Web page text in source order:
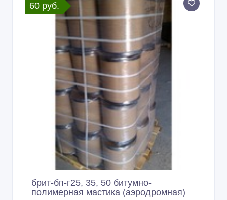
60 руб.
брит-бп-г25, 35, 50 битумно-
полимерная мастика (аэродромная)